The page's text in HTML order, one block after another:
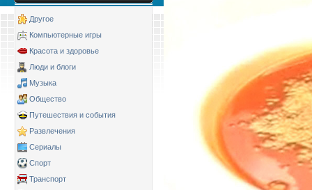
Другое
Компьютерные игры
Красота и здоровье
Люди и блоги
Музыка
Общество
Путешествия и события
Развлечения
Сериалы
Спорт
Транспорт